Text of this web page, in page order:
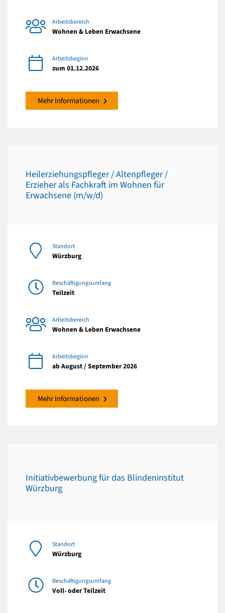
Arbeitsbereich
Wohnen & Leben Erwachsene
Arbeitsbeginn
zum 01.12.2026
Mehr Informationen
Heilerziehungspfleger / Altenpfleger /
Erzieher als Fachkraft im Wohnen für
Erwachsene (m/w/d)
Standort
Würzburg
Beschäftigungsumfang
Teilzeit
Arbeitsbereich
Wohnen & Leben Erwachsene
Arbeitsbeginn
ab August / September 2026
Mehr Informationen
Initiativbewerbung für das Blindeninstitut
Würzburg
Standort
Würzburg
Beschäftigungsumfang
Voll- oder Teilzeit